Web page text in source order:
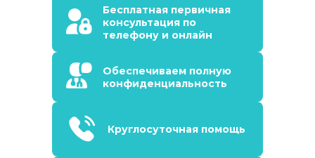
Бесплатная первичная
консультация по
телефону и онлайн
Обеспечиваем полную
конфиденциальность
Круглосуточная помощь